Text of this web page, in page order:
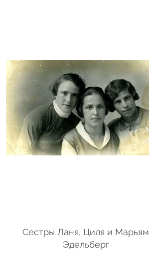
Сестры Ланя, Циля и Марьям
Эдельберг